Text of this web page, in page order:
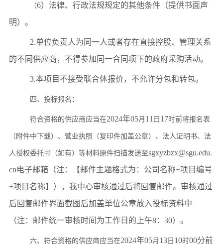
（6）法律、行政法规规定的其他条件（提供书面声
明）。
2.单位负责人为同一人或者存在直接控股、管理关系
的不同供应商，不得参加同一合同项下的政府采购活动。
3.本项目不接受联合体报价，不允许分包和转包。
四 、投标报名：
符合资格的供应商应当在2024年05月 11 日 1 7时前将报名表
（附件中下载）、营业执照（复印件加盖公章）、法人证明书、法
人授权委托书（如有）等材料原件扫描发送至sgxyzbzx@sgu.edu.
cn电子邮箱（注：【邮件主题格式为：公司名称+项目编号
+项目名称】），我中心审核通过后将回复邮件。审核通过
后回复邮件界面截图后加盖单位公章放入投标资料中
（注：邮件统一审核时间为工作日的上午8：30）。
六、符合资格的供应商应当在2024年05月 13 日 10时00分前